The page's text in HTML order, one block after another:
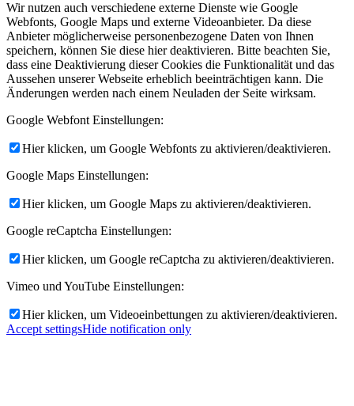
Wir nutzen auch verschiedene externe Dienste wie Google
Webfonts, Google Maps und externe Videoanbieter. Da diese
Anbieter möglicherweise personenbezogene Daten von Ihnen
speichern, können Sie diese hier deaktivieren. Bitte beachten Sie,
dass eine Deaktivierung dieser Cookies die Funktionalität und das
Aussehen unserer Webseite erheblich beeinträchtigen kann. Die
Änderungen werden nach einem Neuladen der Seite wirksam.
Google Webfont Einstellungen:
Hier klicken, um Google Webfonts zu aktivieren/deaktivieren.
Google Maps Einstellungen:
Hier klicken, um Google Maps zu aktivieren/deaktivieren.
Google reCaptcha Einstellungen:
Hier klicken, um Google reCaptcha zu aktivieren/deaktivieren.
Vimeo und YouTube Einstellungen:
Hier klicken, um Videoeinbettungen zu aktivieren/deaktivieren.
Accept settingsHide notification only